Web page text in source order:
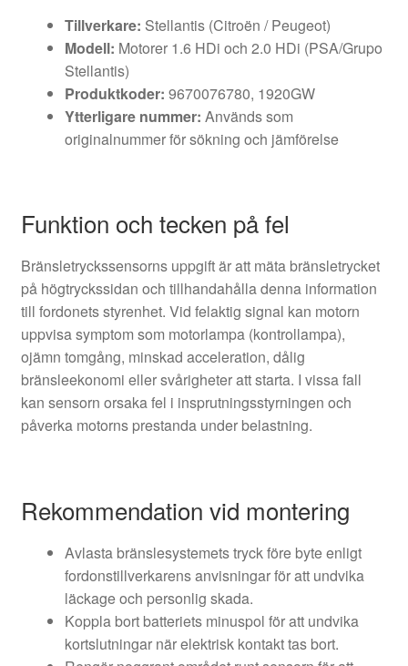
Tillverkare: Stellantis (Citroën / Peugeot)
Modell: Motorer 1.6 HDi och 2.0 HDi (PSA/Grupo
Stellantis)
Produktkoder: 9670076780, 1920GW
Ytterligare nummer: Används som
originalnummer för sökning och jämförelse
Funktion och tecken på fel
Bränsletryckssensorns uppgift är att mäta bränsletrycket
på högtryckssidan och tillhandahålla denna information
till fordonets styrenhet. Vid felaktig signal kan motorn
uppvisa symptom som motorlampa (kontrollampa),
ojämn tomgång, minskad acceleration, dålig
bränsleekonomi eller svårigheter att starta. I vissa fall
kan sensorn orsaka fel i insprutningsstyrningen och
påverka motorns prestanda under belastning.
Rekommendation vid montering
Avlasta bränslesystemets tryck före byte enligt
fordonstillverkarens anvisningar för att undvika
läckage och personlig skada.
Koppla bort batteriets minuspol för att undvika
kortslutningar när elektrisk kontakt tas bort.